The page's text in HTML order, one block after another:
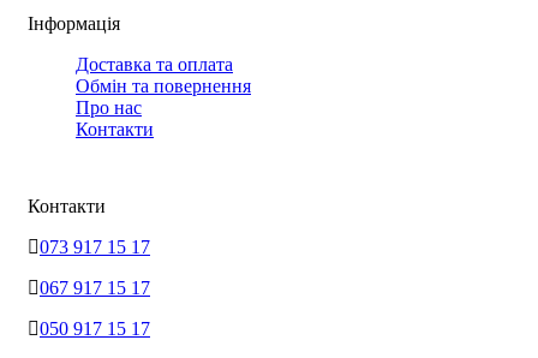
Інформація
Доставка та оплата
Обмін та повернення
Про нас
Контакти
Контакти
073 917 15 17
067 917 15 17
050 917 15 17